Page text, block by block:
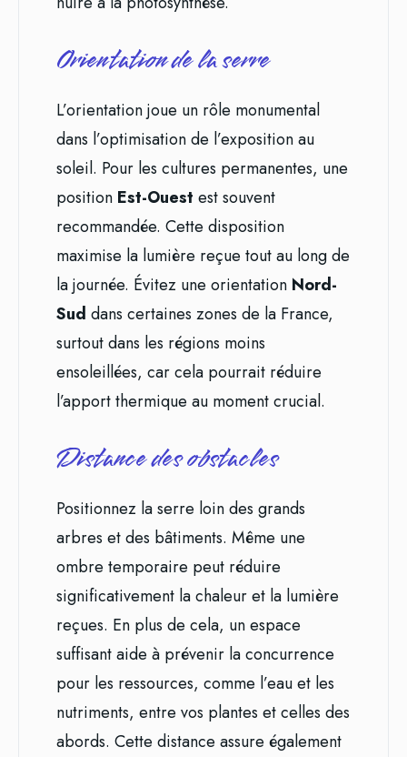
Orientation de la serre
L’orientation joue un rôle monumental
dans l’optimisation de l’exposition au
soleil. Pour les cultures permanentes, une
position Est-Ouest est souvent
recommandée. Cette disposition
maximise la lumière reçue tout au long de
la journée. Évitez une orientation Nord-
Sud dans certaines zones de la France,
surtout dans les régions moins
ensoleillées, car cela pourrait réduire
l’apport thermique au moment crucial.
Distance des obstacles
Positionnez la serre loin des grands
arbres et des bâtiments. Même une
ombre temporaire peut réduire
significativement la chaleur et la lumière
reçues. En plus de cela, un espace
suffisant aide à prévenir la concurrence
pour les ressources, comme l’eau et les
nutriments, entre vos plantes et celles des
abords. Cette distance assure également